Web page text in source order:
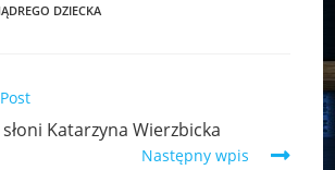
DZIECKA
Katarzyna Wierzbicka
Następny wpis